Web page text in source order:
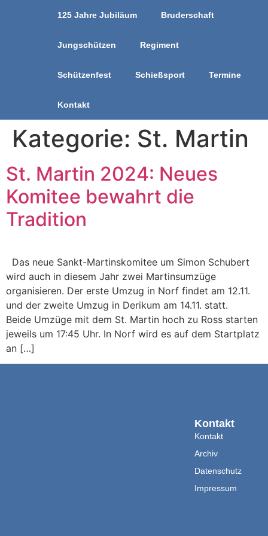
125 Jahre Jubiläum Bruderschaft
Jungschützen Regiment
Schützenfest Schießsport Termine
Kontakt
Kategorie: St. Martin
St. Martin 2024: Neues
Komitee bewahrt die
Tradition
Das neue Sankt-Martinskomitee um Simon Schubert
wird auch in diesem Jahr zwei Martinsumzüge
organisieren. Der erste Umzug in Norf findet am 12.11.
und der zweite Umzug in Derikum am 14.11. statt.
Beide Umzüge mit dem St. Martin hoch zu Ross starten
jeweils um 17:45 Uhr. In Norf wird es auf dem Startplatz
an […]
Kontakt
Kontakt
Archiv
Datenschutz
Impressum